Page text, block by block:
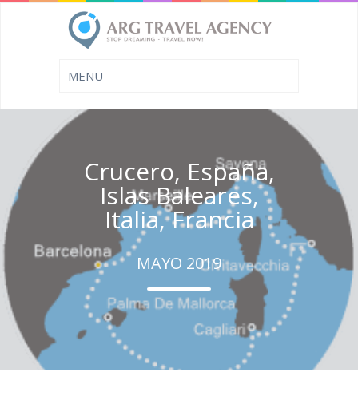
Crucero, España,
Islas Baleares,
Italia, Francia
MAYO 2019